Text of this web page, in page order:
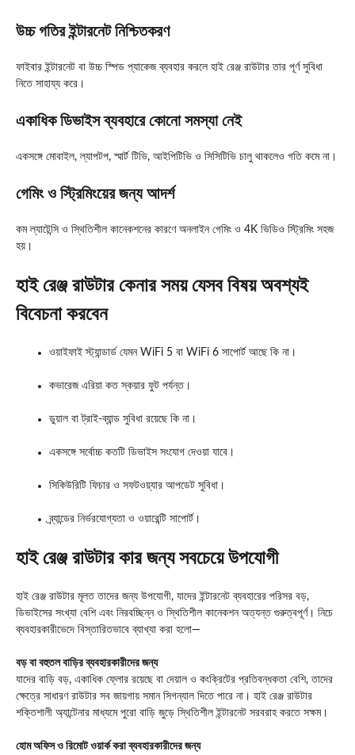
উচ্চ গতির ইন্টারনেট নিশ্চিতকরণ
ফাইবার ইন্টারনেট বা উচ্চ স্পিড প্যাকেজ ব্যবহার করলে হাই রেঞ্জ রাউটার তার পূর্ণ সুবিধা
নিতে সাহায্য করে।
একাধিক ডিভাইস ব্যবহারে কোনো সমস্যা নেই
একসঙ্গে মোবাইল, ল্যাপটপ, স্মার্ট টিভি, আইপিটিভি ও সিসিটিভি চালু থাকলেও গতি কমে না।
গেমিং ও স্ট্রিমিংয়ের জন্য আদর্শ
কম ল্যাটেন্সি ও স্থিতিশীল কানেকশনের কারণে অনলাইন গেমিং ও 4K ভিডিও স্ট্রিমিং সহজ
হয়।
হাই রেঞ্জ রাউটার কেনার সময় যেসব বিষয় অবশ্যই
বিবেচনা করবেন
ওয়াইফাই স্ট্যান্ডার্ড যেমন WiFi 5 বা WiFi 6 সাপোর্ট আছে কি না।
কভারেজ এরিয়া কত স্কয়ার ফুট পর্যন্ত।
ডুয়াল বা ট্রাই-ব্যান্ড সুবিধা রয়েছে কি না।
একসঙ্গে সর্বোচ্চ কতটি ডিভাইস সংযোগ দেওয়া যাবে।
সিকিউরিটি ফিচার ও সফটওয়্যার আপডেট সুবিধা।
ব্র্যান্ডের নির্ভরযোগ্যতা ও ওয়ারেন্টি সাপোর্ট।
হাই রেঞ্জ রাউটার কার জন্য সবচেয়ে উপযোগী
হাই রেঞ্জ রাউটার মূলত তাদের জন্য উপযোগী, যাদের ইন্টারনেট ব্যবহারের পরিসর বড়,
ডিভাইসের সংখ্যা বেশি এবং নিরবচ্ছিন্ন ও স্থিতিশীল কানেকশন অত্যন্ত গুরুত্বপূর্ণ। নিচে
ব্যবহারকারীভেদে বিস্তারিতভাবে ব্যাখ্যা করা হলো—
বড় বা বহুতল বাড়ির ব্যবহারকারীদের জন্য
যাদের বাড়ি বড়, একাধিক ফ্লোর রয়েছে বা দেয়াল ও কংক্রিটের প্রতিবন্ধকতা বেশি, তাদের
ক্ষেত্রে সাধারণ রাউটার সব জায়গায় সমান সিগন্যাল দিতে পারে না। হাই রেঞ্জ রাউটার
শক্তিশালী অ্যান্টেনার মাধ্যমে পুরো বাড়ি জুড়ে স্থিতিশীল ইন্টারনেট সরবরাহ করতে সক্ষম।
হোম অফিস ও রিমোট ওয়ার্ক করা ব্যবহারকারীদের জন্য